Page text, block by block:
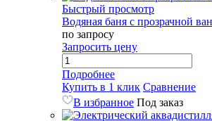
Быстрый просмотр
Водяная баня с прозрачной
по запросу
Запросить цену
Подробнее
Купить в 1 клик Сравнение
В избранное Под заказ